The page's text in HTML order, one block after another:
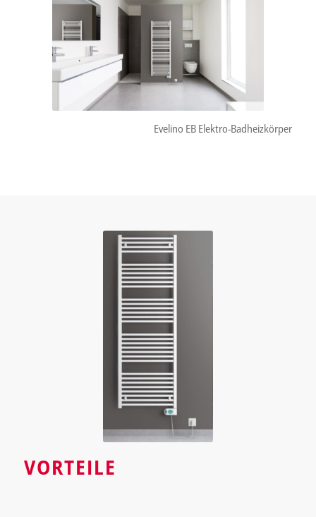
Evelino EB Elektro-Badheizkörper
VORTEILE